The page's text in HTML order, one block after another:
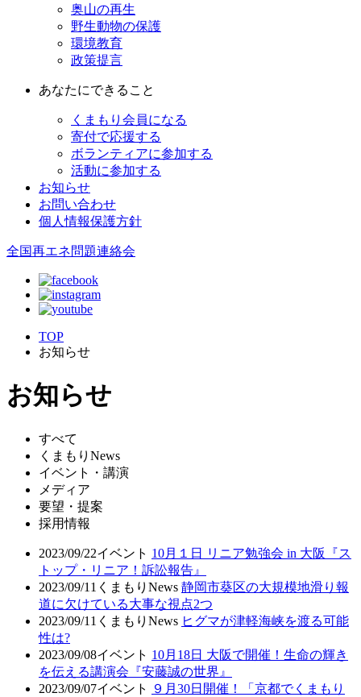
奥山の再生
野生動物の保護
環境教育
政策提言
あなたにできること
くまもり会員になる
寄付で応援する
ボランティアに参加する
活動に参加する
お知らせ
お問い合わせ
個人情報保護方針
全国再エネ問題連絡会
TOP
お知らせ
お知らせ
すべて
くまもりNews
イベント・講演
メディア
要望・提案
採用情報
2023/09/22イベント 10月１日 リニア勉強会 in 大阪『ス
トップ・リニア！訴訟報告』
2023/09/11 くまもりNews 静岡市葵区の大規模地滑り報
道に欠けている大事な視点2つ
2023/09/11 くまもりNews ヒグマが津軽海峡を渡る可能
性は?
2023/09/08イベント 10月18日 大阪で開催！生命の輝き
を伝える講演会『安藤誠の世界』
2023/09/07イベント
９月30日開催！「京都でくまもり